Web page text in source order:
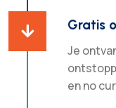
 Gratis
Je
en no